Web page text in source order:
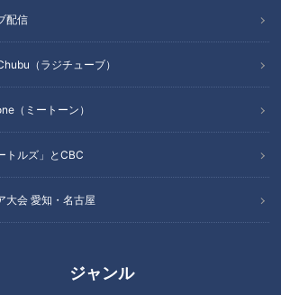
配信
（ラジチューブ）
（ミートーン）
トルズ」とCBC
大会 愛知・名古屋
ジャンル
ちょ】
playlist?